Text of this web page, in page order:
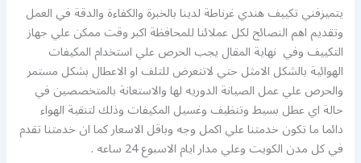
يتميزفني تكييف هندي غرناطة لدينا بالخبرة والكفاءة والدقة في العمل
وتقديم اهم النصائح لكل عملائنا للمحافظة اكبر وقت ممكن علي جهاز
التكييف وفي نهاية المقال يجب الحرص علي استخدام المكيفات
الهوائية بالشكل الامثل حتي لاتتعرض للتلف او الاعطال بشكل مستمر
والحرص علي عمل الصيانة الدوريه لها والاستعانة بالمتخصصين في
حالة اي عطل بسيط وتنظيف وغسيل المكيفات وذلك لتنقية الهواء
دائما ما تكون خدمتنا علي اكمل وجه وباقل الاسعار كما ان خدمتنا تقدم
في كل مدن الكويت وعلي مدار ايام الاسبوع 24 ساعه .